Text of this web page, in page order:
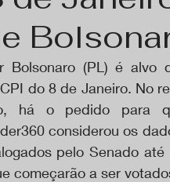
Bolsonaro (PL) é
do 8 de Janeiro. No
há o pedido para
considerou os
pelo Senado
começarão a ser